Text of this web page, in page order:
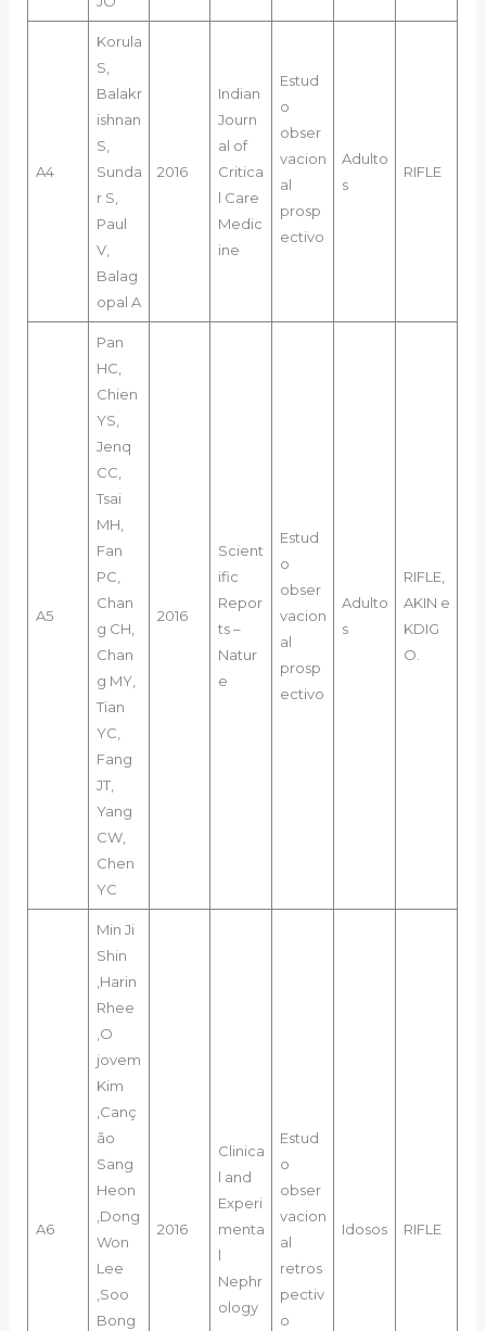
A4
Korula
S,
Balakr
ishnan
S,
Sunda
r S,
Paul
V,
Balag
opal A
2016
Indian
Journ
al of
Critica
l Care
Medic
ine
Estud
o
obser
vacion
al
prosp
ectivo
Adulto
s
RIFLE
A5
Pan
HC,
Chien
YS,
Jenq
CC,
Tsai
MH,
Fan
PC,
Chan
g CH,
Chan
g MY,
Tian
YC,
Fang
JT,
Yang
CW,
Chen
YC
2016
Scient
ific
Repor
ts –
Natur
e
Estud
o
obser
vacion
al
prosp
ectivo
Adulto
s
RIFLE,
AKIN e
KDIG
O.
A6
Min Ji
Shin
,Harin
Rhee
,O
jovem
Kim
,Canç
ão
Sang
Heon
,Dong
Won
Lee
,Soo
Bong
2016
Clinica
l and
Experi
menta
l
Nephr
ology
Estud
o
obser
vacion
al
retros
pectiv
o
Idosos RIFLE